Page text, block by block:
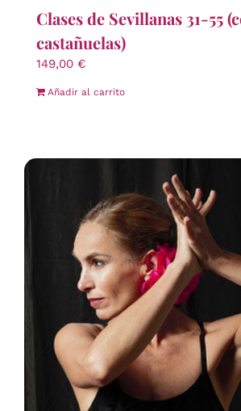
Clases de Sevillanas 31-55
castañuelas)
149,00 €
Añadir al carrito